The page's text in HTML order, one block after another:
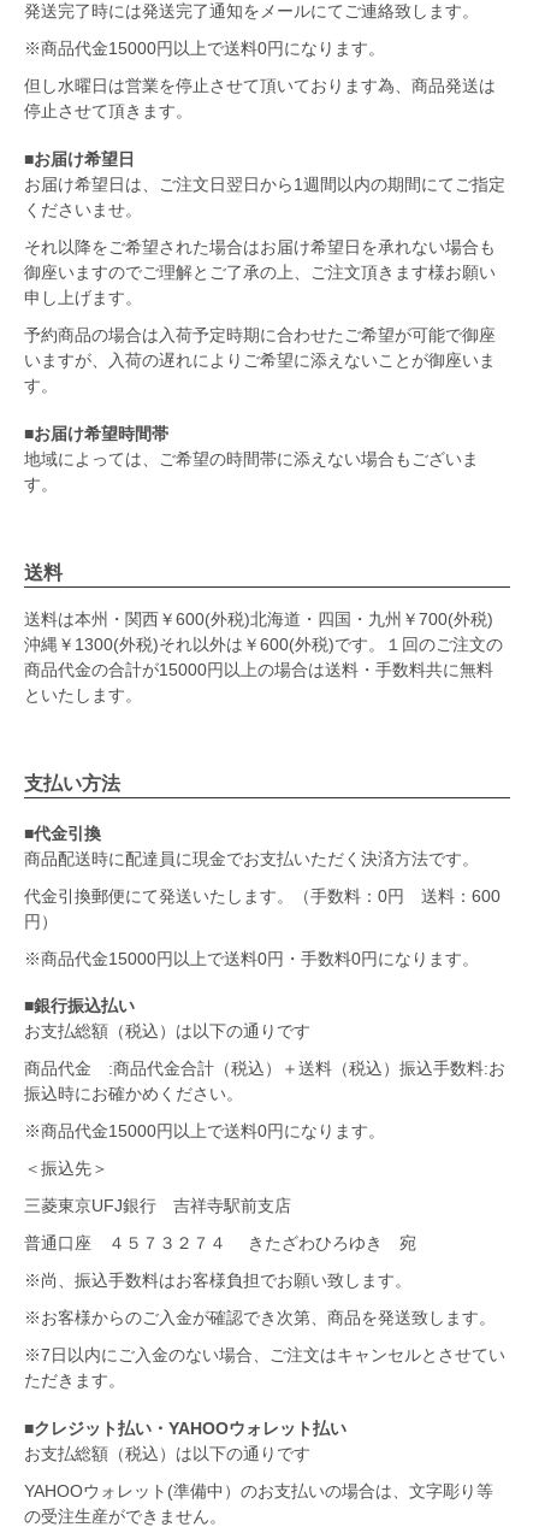
発送完了時には発送完了通知をメールにてご連絡致します。
※商品代金15000円以上で送料0円になります。
但し水曜日は営業を停止させて頂いております為、商品発送は
停止させて頂きます。
■お届け希望日
お届け希望日は、ご注文日翌日から1週間以内の期間にてご指定
くださいませ。
それ以降をご希望された場合はお届け希望日を承れない場合も
御座いますのでご理解とご了承の上、ご注文頂きます様お願い
申し上げます。
予約商品の場合は入荷予定時期に合わせたご希望が可能で御座
いますが、入荷の遅れによりご希望に添えないことが御座いま
す。
■お届け希望時間帯
地域によっては、ご希望の時間帯に添えない場合もございま
す。
送料
送料は本州・関西￥600(外税)北海道・四国・九州￥700(外税)
沖縄￥1300(外税)それ以外は￥600(外税)です。１回のご注文の
商品代金の合計が15000円以上の場合は送料・手数料共に無料
といたします。
支払い方法
■代金引換
商品配送時に配達員に現金でお支払いただく決済方法です。
代金引換郵便にて発送いたします。（手数料：0円 送料：600
円）
※商品代金15000円以上で送料0円・手数料0円になります。
■銀行振込払い
お支払総額（税込）は以下の通りです
商品代金 :商品代金合計（税込）＋送料（税込）振込手数料:お
振込時にお確かめください。
※商品代金15000円以上で送料0円になります。
＜振込先＞
三菱東京UFJ銀行 吉祥寺駅前支店
普通口座 ４５７３２７４ きたざわひろゆき 宛
※尚、振込手数料はお客様負担でお願い致します。
※お客様からのご入金が確認でき次第、商品を発送致します。
※7日以内にご入金のない場合、ご注文はキャンセルとさせてい
ただきます。
■クレジット払い・YAHOOウォレット払い
お支払総額（税込）は以下の通りです
YAHOOウォレット(準備中）のお支払いの場合は、文字彫り等
の受注生産ができません。